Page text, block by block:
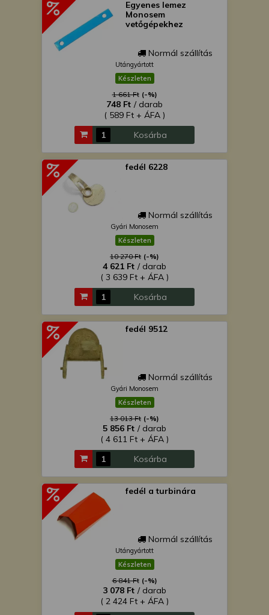
Egyenes lemez
Monosem
vetőgépekhez
Normál szállítás
Utángyártott
Készleten
1 661 Ft (-%)
748 Ft / darab
( 589 Ft + ÁFA )
Kosárba
fedél 6228
Normál szállítás
Gyári Monosem
Készleten
10 270 Ft (-%)
4 621 Ft / darab
( 3 639 Ft + ÁFA )
Kosárba
fedél 9512
Normál szállítás
Gyári Monosem
Készleten
13 013 Ft (-%)
5 856 Ft / darab
( 4 611 Ft + ÁFA )
Kosárba
fedél a turbinára
Normál szállítás
Utángyártott
Készleten
6 841 Ft (-%)
3 078 Ft / darab
( 2 424 Ft + ÁFA )